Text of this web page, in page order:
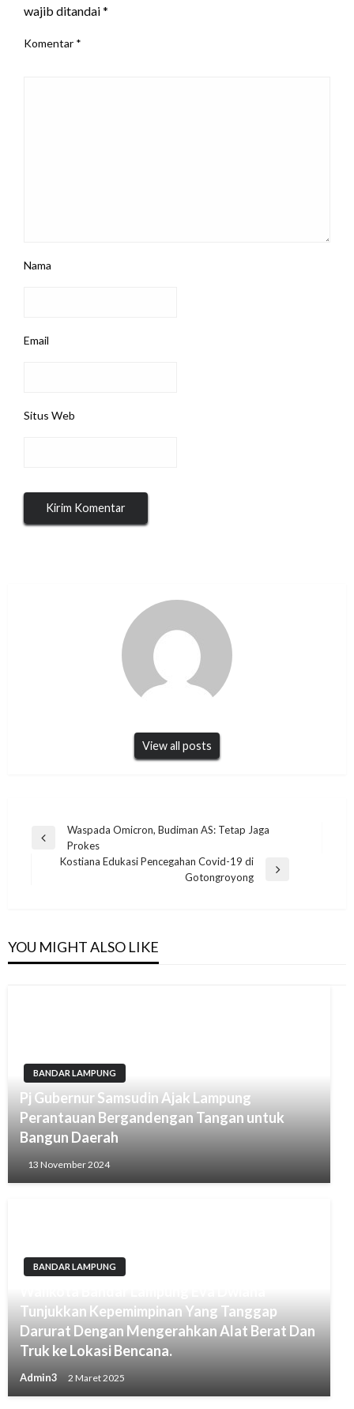
wajib ditandai*
Komentar *
Nama
Email
Situs Web
View all posts
Navigasi
Previous
Waspada Omicron, Budiman AS: Tetap Jaga
Prokes
Kostiana Edukasi Pencegahan Covid-19 di
Gotongroyong
YOU MIGHT ALSO LIKE
BANDAR LAMPUNG
Pj Gubernur Samsudin Ajak Lampung
Perantauan Bergandengan Tangan untuk
Bangun Daerah
13 November 2024
BANDAR LAMPUNG
Tunjukkan Kepemimpinan Yang Tanggap
Darurat Dengan Mengerahkan Alat Berat Dan
Truk ke Lokasi Bencana.
Admin3 2 Maret 2025